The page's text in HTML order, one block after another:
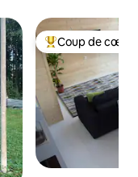
Coups de cœur
Coup de cœur